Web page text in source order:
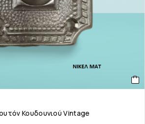
Κουδουνιού Vintage